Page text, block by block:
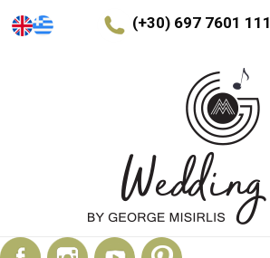
(+30) 697 7601 111